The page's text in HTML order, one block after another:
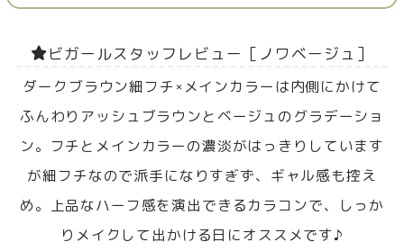
ビガールスタッフレビュー［ノワベージュ］
ダークブラウン細フチ×メインカラーは内側にかけて
ふんわりアッシュブラウンとベージュのグラデーショ
ン。フチとメインカラーの濃淡がはっきりしています
が細フチなので派手になりすぎず、ギャル感も控え
め。上品なハーフ感を演出できるカラコンで、しっか
りメイクして出かける日にオススメです♪